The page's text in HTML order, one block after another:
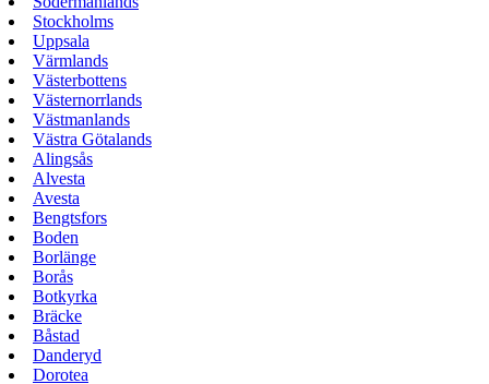
Stockholms
Uppsala
Värmlands
Västerbottens
Västernorrlands
Västmanlands
Västra Götalands
Alingsås
Alvesta
Avesta
Bengtsfors
Boden
Borlänge
Borås
Botkyrka
Bräcke
Båstad
Danderyd
Dorotea